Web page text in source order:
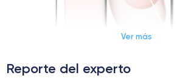
Dimensiones y Peso iPhone
Ver más
Reporte del experto